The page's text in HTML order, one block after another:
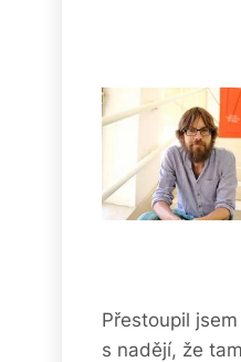
Přestoupil
s nadějí, že